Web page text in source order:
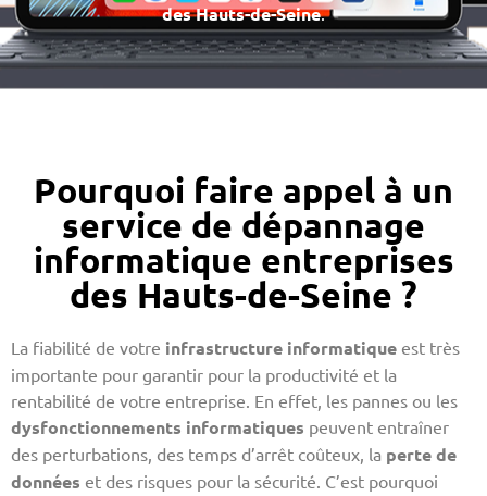
des Hauts-de-Seine.
Pourquoi faire appel à un
service de dépannage
informatique entreprises
des Hauts-de-Seine ?
La fiabilité de votre infrastructure informatique est très
importante pour garantir pour la productivité et la
rentabilité de votre entreprise. En effet, les pannes ou les
dysfonctionnements informatiques peuvent entraîner
des perturbations, des temps d’arrêt coûteux, la perte de
données et des risques pour la sécurité. C’est pourquoi